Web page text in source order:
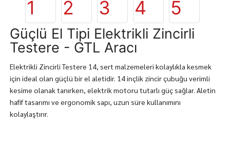
Güçlü El Tipi Elektrikli Zincirli
Testere - GTL Aracı
Elektrikli Zincirli Testere 14, sert malzemeleri kolaylıkla kesmek
için ideal olan güçlü bir el aletidir. 14 inçlik zincir çubuğu verimli
kesime olanak tanırken, elektrik motoru tutarlı güç sağlar. Aletin
hafif tasarımı ve ergonomik sapı, uzun süre kullanımını
kolaylaştırır.